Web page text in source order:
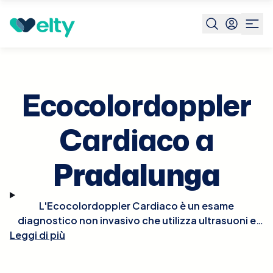
Prenota visita Pradalunga
Ecocolordoppler
Cardiaco a
Pradalunga
L'Ecocolordoppler Cardiaco è un esame
diagnostico non invasivo che utilizza ultrasuoni e
tecnologia Doppler per visualizzare in tempo reale le
Leggi di più